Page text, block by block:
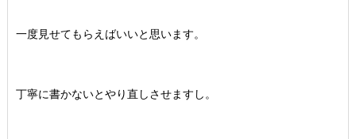
一度見せてもらえばいいと思います。
丁寧に書かないとやり直しさせますし。